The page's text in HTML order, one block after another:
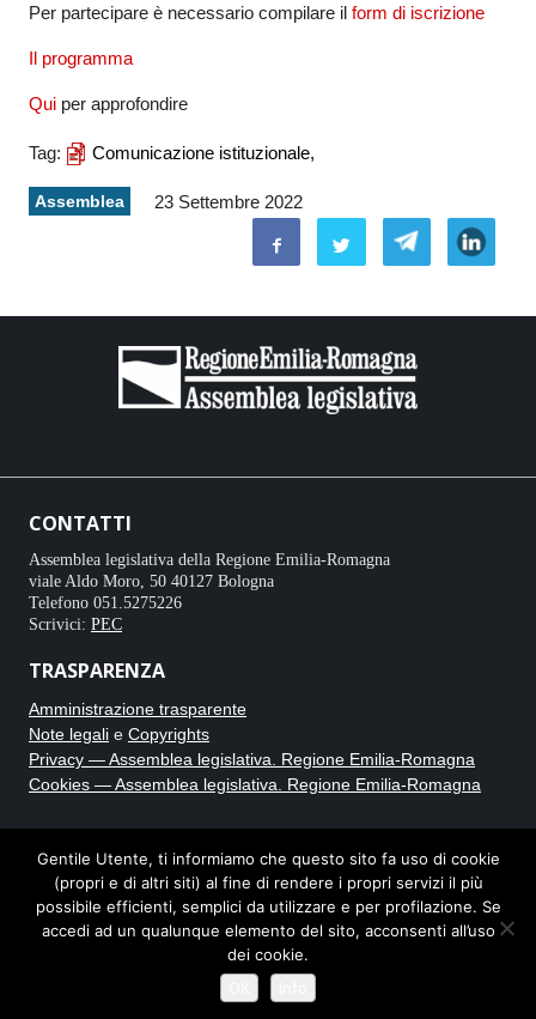
Per partecipare è necessario compilare il form di iscrizione
Il programma
Qui per approfondire
Tag: Comunicazione istituzionale,
Assemblea 23 Settembre 2022
CONTATTI
Assemblea legislativa della Regione Emilia-Romagna
viale Aldo Moro, 50 40127 Bologna
Telefono 051.5275226
Scrivici: PEC
TRASPARENZA
Amministrazione trasparente
Note legali e Copyrights
Privacy — Assemblea legislativa. Regione Emilia-Romagna
Cookies — Assemblea legislativa. Regione Emilia-Romagna
CRONACA BIANCA
Testata giornalistica online registrata al Tribunale di Bologna con
autorizzazione n. 8235. Direttore responsabile Carmine Caputo.
Gentile Utente, ti informiamo che questo sito fa uso di cookie
(propri e di altri siti) al fine di rendere i propri servizi il più
possibile efficienti, semplici da utilizzare e per profilazione. Se
accedi ad un qualunque elemento del sito, acconsenti all’uso
dei cookie.